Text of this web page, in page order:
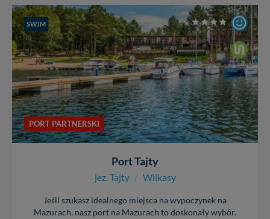
SWJM
PORT PARTNERSKI
Port Tajty
jez. Tajty / Wilkasy
Jeśli szukasz idealnego miejsca na wypoczynek na
Mazurach, nasz port na Mazurach to doskonały wybór.